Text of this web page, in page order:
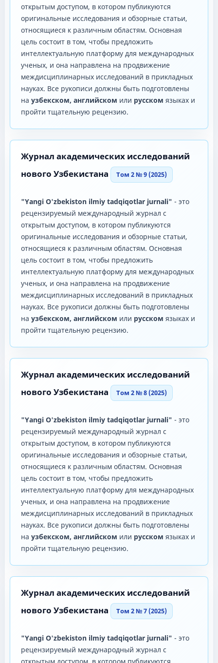
открытым доступом, в котором публикуются
оригинальные исследования и обзорные статьи,
относящиеся к различным областям. Основная
цель состоит в том, чтобы предложить
интеллектуальную платформу для международных
ученых, и она направлена ​​на продвижение
междисциплинарных исследований в прикладных
науках. Все рукописи должны быть подготовлены
на узбекском, английском или русском языках и
пройти тщательную рецензию.
Журнал академических исследований
нового Узбекистана
Том 2 № 9 (2025)
"Yangi O'zbekiston ilmiy tadqiqotlar jurnali" - это
рецензируемый международный журнал с
открытым доступом, в котором публикуются
оригинальные исследования и обзорные статьи,
относящиеся к различным областям. Основная
цель состоит в том, чтобы предложить
интеллектуальную платформу для международных
ученых, и она направлена ​​на продвижение
междисциплинарных исследований в прикладных
науках. Все рукописи должны быть подготовлены
на узбекском, английском или русском языках и
пройти тщательную рецензию.
Журнал академических исследований
нового Узбекистана
Том 2 № 8 (2025)
"Yangi O'zbekiston ilmiy tadqiqotlar jurnali" - это
рецензируемый международный журнал с
открытым доступом, в котором публикуются
оригинальные исследования и обзорные статьи,
относящиеся к различным областям. Основная
цель состоит в том, чтобы предложить
интеллектуальную платформу для международных
ученых, и она направлена ​​на продвижение
междисциплинарных исследований в прикладных
науках. Все рукописи должны быть подготовлены
на узбекском, английском или русском языках и
пройти тщательную рецензию.
Журнал академических исследований
нового Узбекистана
Том 2 № 7 (2025)
"Yangi O'zbekiston ilmiy tadqiqotlar jurnali" - это
рецензируемый международный журнал с